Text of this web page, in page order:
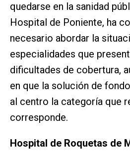
quedarse en la sanidad
Hospital de Poniente, ha
necesario abordar la
especialidades que
dificultades de cobertura,
en que la solución de
al centro la categoría que
corresponde.
Hospital de Roquetas de